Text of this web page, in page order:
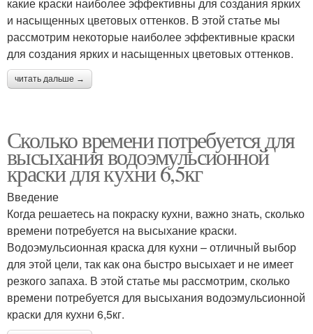
и насыщенных цветовых оттенков. В этой статье мы
рассмотрим некоторые наиболее эффективные краски
для создания ярких и насыщенных цветовых оттенков.
читать дальше →
Сколько времени потребуется для
высыхания водоэмульсионной
краски для кухни 6,5кг
Введение
Когда решаетесь на покраску кухни, важно знать, сколько
времени потребуется на высыхание краски.
Водоэмульсионная краска для кухни – отличный выбор
для этой цели, так как она быстро высыхает и не имеет
резкого запаха. В этой статье мы рассмотрим, сколько
времени потребуется для высыхания водоэмульсионной
краски для кухни 6,5кг.